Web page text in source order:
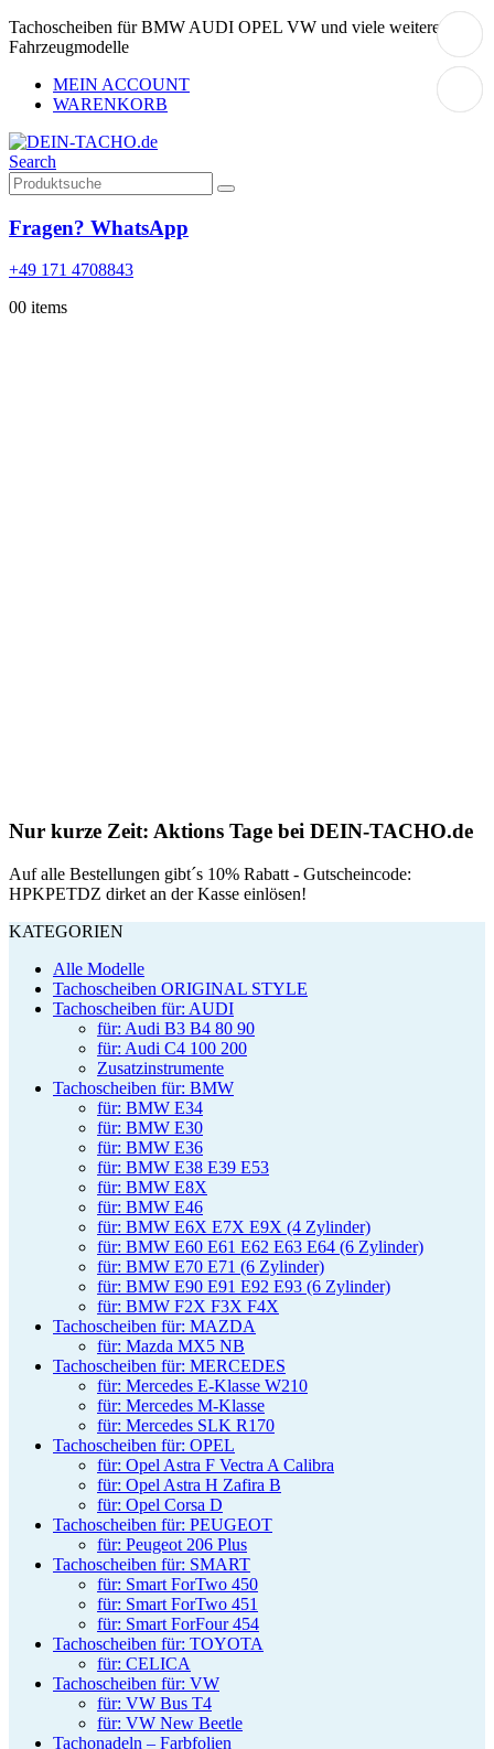
Tachoscheiben für BMW AUDI OPEL VW und viele weitere
Fahrzeugmodelle
MEIN ACCOUNT
WARENKORB
Search
Fragen? WhatsApp
+49 171 4708843
00 items
Nur kurze Zeit: Aktions Tage bei DEIN-TACHO.de
Auf alle Bestellungen gibt´s 10% Rabatt - Gutscheincode:
HPKPETDZ dirket an der Kasse einlösen!
KATEGORIEN
Alle Modelle
Tachoscheiben ORIGINAL STYLE
Tachoscheiben für: AUDI
für: Audi B3 B4 80 90
für: Audi C4 100 200
Zusatzinstrumente
Tachoscheiben für: BMW
für: BMW E34
für: BMW E30
für: BMW E36
für: BMW E38 E39 E53
für: BMW E8X
für: BMW E46
für: BMW E6X E7X E9X (4 Zylinder)
für: BMW E60 E61 E62 E63 E64 (6 Zylinder)
für: BMW E70 E71 (6 Zylinder)
für: BMW E90 E91 E92 E93 (6 Zylinder)
für: BMW F2X F3X F4X
Tachoscheiben für: MAZDA
für: Mazda MX5 NB
Tachoscheiben für: MERCEDES
für: Mercedes E-Klasse W210
für: Mercedes M-Klasse
für: Mercedes SLK R170
Tachoscheiben für: OPEL
für: Opel Astra F Vectra A Calibra
für: Opel Astra H Zafira B
für: Opel Corsa D
Tachoscheiben für: PEUGEOT
für: Peugeot 206 Plus
Tachoscheiben für: SMART
für: Smart ForTwo 450
für: Smart ForTwo 451
für: Smart ForFour 454
Tachoscheiben für: TOYOTA
für: CELICA
Tachoscheiben für: VW
für: VW Bus T4
für: VW New Beetle
Tachonadeln – Farbfolien